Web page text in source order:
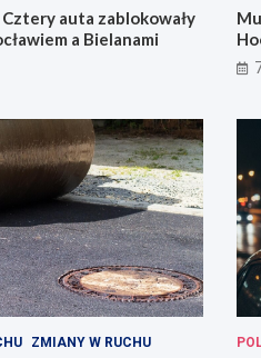
auta zablokowały
a Bielanami
ZMIANY W RUCHU